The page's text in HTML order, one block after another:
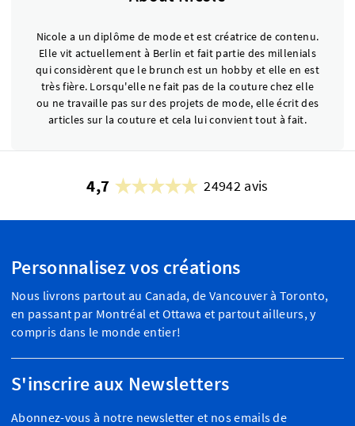
Nicole a un diplôme de mode et est créatrice de contenu.
Elle vit actuellement à Berlin et fait partie des millenials
qui considèrent que le brunch est un hobby et elle en est
très fière. Lorsqu'elle ne fait pas de la couture chez elle
ou ne travaille pas sur des projets de mode, elle écrit des
articles sur la couture et cela lui convient tout à fait.
4,7 24942 avis
Personnalisez vos créations
Nous livrons partout au Canada, de Vancouver à Toronto,
en passant par Montréal et Ottawa et partout ailleurs, y
compris dans le monde entier!
S'inscrire aux Newsletters
Abonnez-vous à notre newsletter et nos emails de